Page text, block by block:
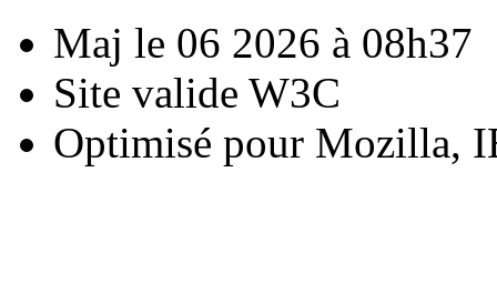
Maj le 06 2026 à 08h37
Site valide W3C
Optimisé pour Mozilla,